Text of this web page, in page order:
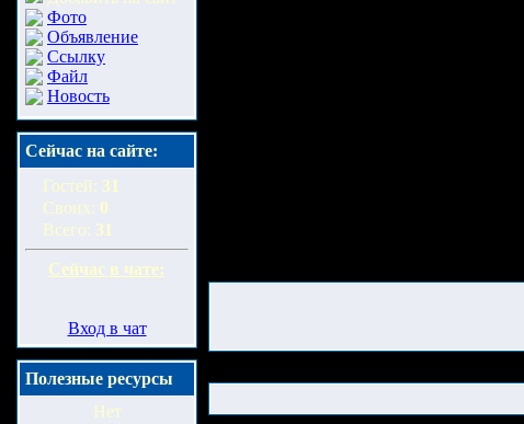
Фото
Объявление
Ссылку
Файл
Новость
Сейчас на сайте:
Гостей: 31
Своих: 0
Всего: 31
Сейчас в чате:
Вход в чат
Полезные ресурсы
Нет